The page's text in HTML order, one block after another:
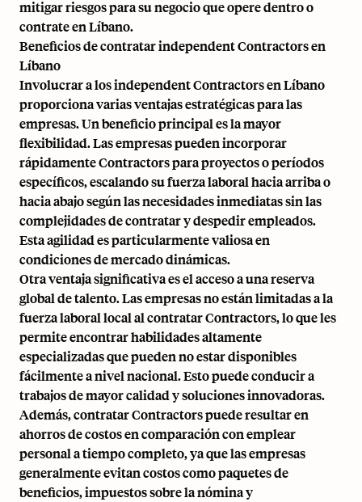
mitigar riesgos para su negocio que opere dentro o
contrate en Líbano.
Beneficios de contratar independent Contractors en
Líbano
Involucrar a los independent Contractors en Líbano
proporciona varias ventajas estratégicas para las
empresas. Un beneficio principal es la mayor
flexibilidad. Las empresas pueden incorporar
rápidamente Contractors para proyectos o períodos
específicos, escalando su fuerza laboral hacia arriba o
hacia abajo según las necesidades inmediatas sin las
complejidades de contratar y despedir empleados.
Esta agilidad es particularmente valiosa en
condiciones de mercado dinámicas.
Otra ventaja significativa es el acceso a una reserva
global de talento. Las empresas no están limitadas a la
fuerza laboral local al contratar Contractors, lo que les
permite encontrar habilidades altamente
especializadas que pueden no estar disponibles
fácilmente a nivel nacional. Esto puede conducir a
trabajos de mayor calidad y soluciones innovadoras.
Además, contratar Contractors puede resultar en
ahorros de costos en comparación con emplear
personal a tiempo completo, ya que las empresas
generalmente evitan costos como paquetes de
beneficios, impuestos sobre la nómina y